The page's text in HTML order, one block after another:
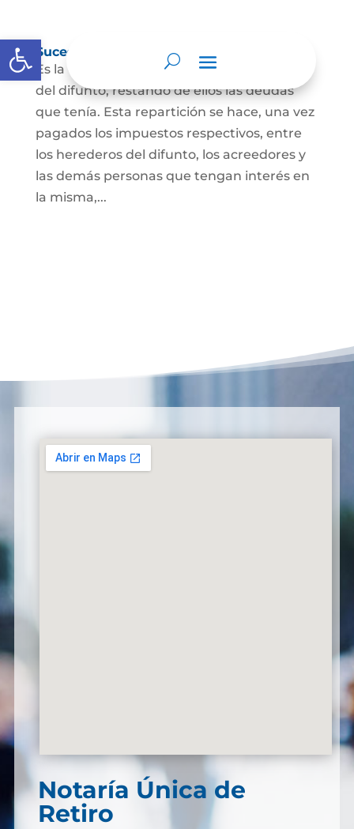
Abrir barra de herramientas
Sucesión de bienes por causa de muerte
Es la que se hace para repartir los bienes
del difunto, restando de ellos las deudas
que tenía. Esta repartición se hace, una vez
pagados los impuestos respectivos, entre
los herederos del difunto, los acreedores y
las demás personas que tengan interés en
la misma,...
Notaría Única de
Retiro